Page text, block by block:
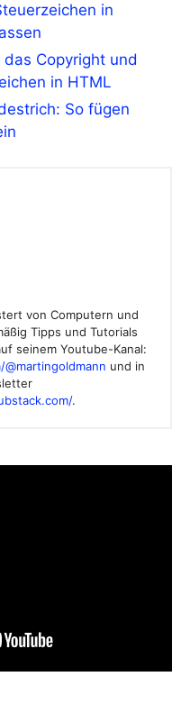
in
das Copyright und
in HTML
So fügen
von Computern und
Tipps und Tutorials
seinem Youtube-Kanal:
und in
.